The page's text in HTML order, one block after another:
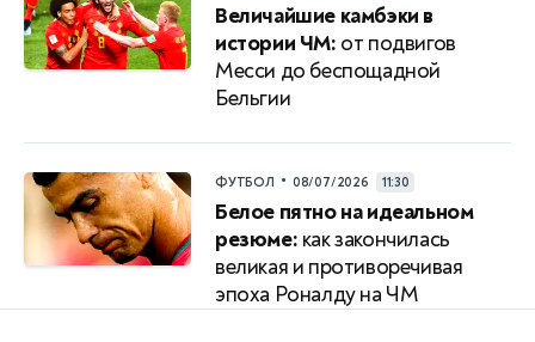
Величайшие камбэки в
истории ЧМ: от подвигов
Месси до беспощадной
Бельгии
ФУТБОЛ • 08/07/2026 11:30
Белое пятно на идеальном
резюме: как закончилась
великая и противоречивая
эпоха Роналду на ЧМ